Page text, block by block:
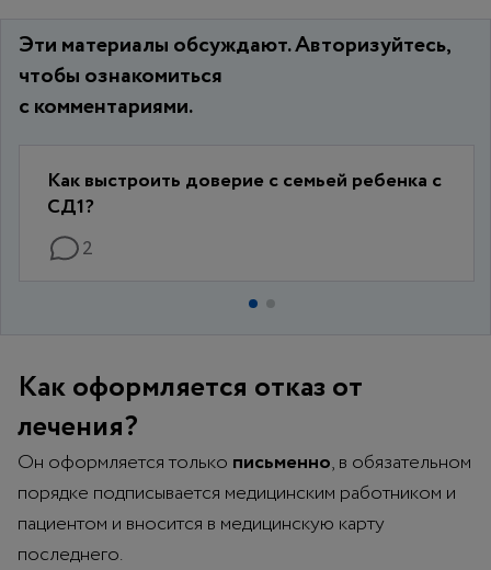
Эти материалы обсуждают. Авторизуйтесь,
чтобы ознакомиться
с комментариями.
Как выстроить доверие с семьей ребенка с
СД1?
2
Как оформляется отказ от
лечения?
Он оформляется только письменно, в обязательном
порядке подписывается медицинским работником и
пациентом и вносится в медицинскую карту
последнего.